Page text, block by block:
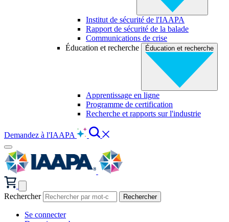
Institut de sécurité de l'IAAPA
Rapport de sécurité de la balade
Communications de crise
Éducation et recherche
Éducation et recherche
Apprentissage en ligne
Programme de certification
Recherche et rapports sur l'industrie
Demandez à l'IAAPA
Rechercher
Se connecter